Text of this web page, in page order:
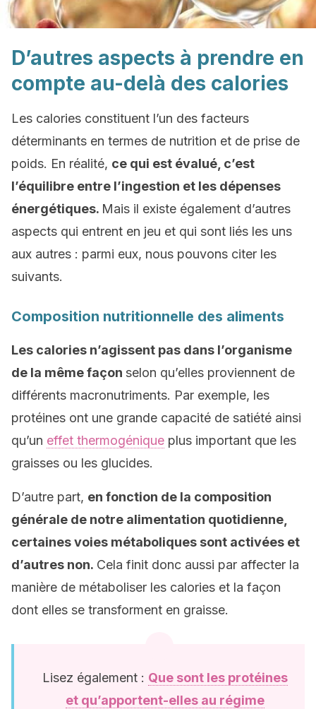
D’autres aspects à prendre en
compte au-delà des calories
Les calories constituent l’un des facteurs
déterminants en termes de nutrition et de prise de
poids. En réalité, ce qui est évalué, c’est
l’équilibre entre l’ingestion et les dépenses
énergétiques. Mais il existe également d’autres
aspects qui entrent en jeu et qui sont liés les uns
aux autres : parmi eux, nous pouvons citer les
suivants.
Composition nutritionnelle des aliments
Les calories n’agissent pas dans l’organisme
de la même façon selon qu’elles proviennent de
différents macronutriments. Par exemple, les
protéines ont une grande capacité de satiété ainsi
qu’un effet thermogénique plus important que les
graisses ou les glucides.
D’autre part, en fonction de la composition
générale de notre alimentation quotidienne,
certaines voies métaboliques sont activées et
d’autres non. Cela finit donc aussi par affecter la
manière de métaboliser les calories et la façon
dont elles se transforment en graisse.
Lisez également : Que sont les protéines
et qu’apportent-elles au régime